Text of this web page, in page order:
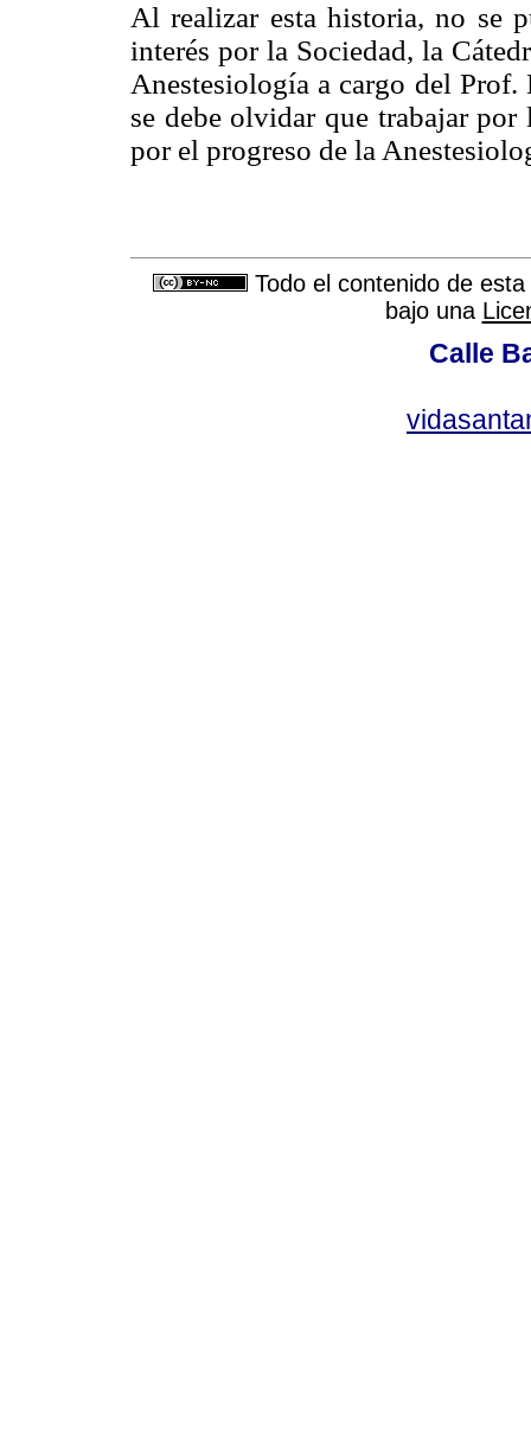
Al realizar esta historia, no se
interés por la Sociedad, la
Anestesiología a cargo del
se debe olvidar que trabajar por
por el progreso de la
Todo el contenido de
bajo una
Calle